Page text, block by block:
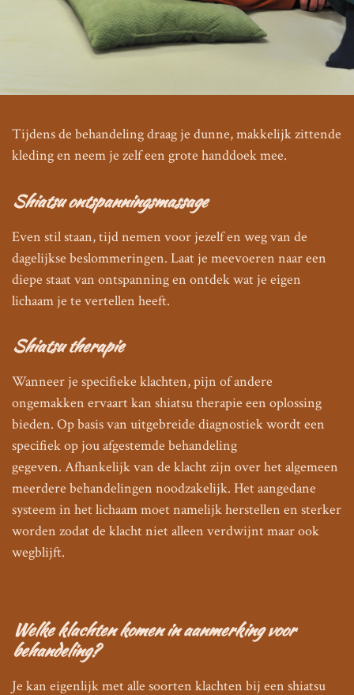
Tijdens de behandeling draag je dunne, makkelijk zittende
kleding en neem je zelf een grote handdoek mee.
Shiatsu ontspanningsmassage
Even stil staan, tijd nemen voor jezelf en weg van de
dagelijkse beslommeringen. Laat je meevoeren naar een
diepe staat van ontspanning en ontdek wat je eigen
lichaam je te vertellen heeft.
Shiatsu therapie
Wanneer je specifieke klachten, pijn of andere
ongemakken ervaart kan shiatsu therapie een oplossing
bieden. Op basis van uitgebreide diagnostiek wordt een
specifiek op jou afgestemde behandeling
gegeven. Afhankelijk van de klacht zijn over het algemeen
meerdere behandelingen noodzakelijk. Het aangedane
systeem in het lichaam moet namelijk herstellen en sterker
worden zodat de klacht niet alleen verdwijnt maar ook
wegblijft.
Welke klachten komen in aanmerking voor
behandeling?
Je kan eigenlijk met alle soorten klachten bij een shiatsu